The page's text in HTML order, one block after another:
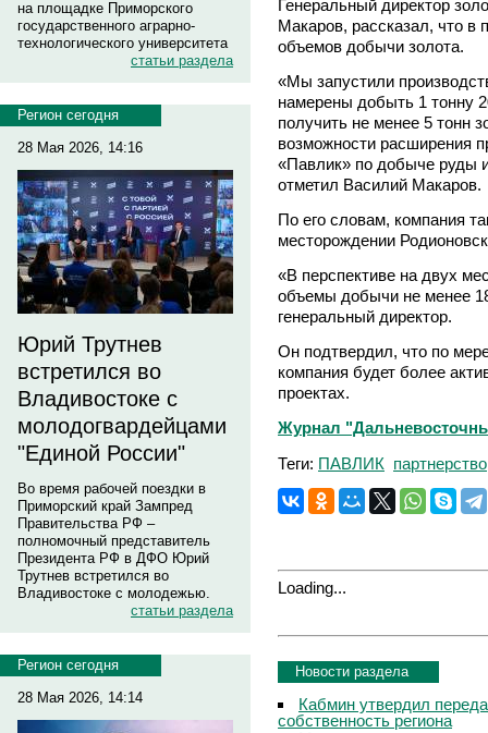
на площадке Приморского
государственного аграрно-
технологического университета
статьи раздела
Регион сегодня
28 Мая 2026, 14:16
Юрий Трутнев
встретился во
Владивостоке с
молодогвардейцами
"Единой России"
Во время рабочей поездки в
Приморский край Зампред
Правительства РФ –
полномочный представитель
Президента РФ в ДФО Юрий
Трутнев встретился во
Владивостоке с молодежью.
статьи раздела
Регион сегодня
28 Мая 2026, 14:14
Генеральный директор
Макаров, рассказал, что в
объемов добычи золота.
«Мы запустили
намерены добыть 1 тонну
получить не менее 5 тонн
возможности расширения
«Павлик» по добыче руды
отметил Василий Макаров.
По его словам, компания
месторождении
«В перспективе на двух
объемы добычи не менее
генеральный директор.
Он подтвердил, что по
компания будет более
проектах.
Журнал
Теги: ПАВЛИК партнерство
Loading...
Новости раздела
Кабмин утвердил
собственность региона